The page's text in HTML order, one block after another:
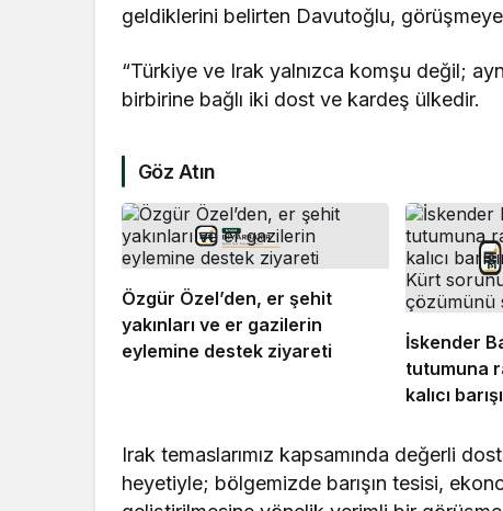
geldiklerini belirten Davutoğlu,
“Türkiye ve Irak yalnızca komşu değil;
birbirine bağlı iki dost ve kardeş ülkedir.
Göz Atın
Özgür Özel’den, er şehit
yakınları ve er gazilerin
eylemine destek ziyareti
İskender
tutumuna
kalıcı
çözümünü
Irak temaslarımız kapsamında değerli
heyetiyle; bölgemizde barışın tesisi,